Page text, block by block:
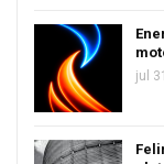
jul 31